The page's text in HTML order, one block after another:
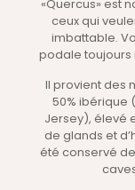
«Quercus» est
ceux qui
imbattable.
podale toujours
Il provient des
50% ibérique
Jersey), élevé
de glands et
été conservé